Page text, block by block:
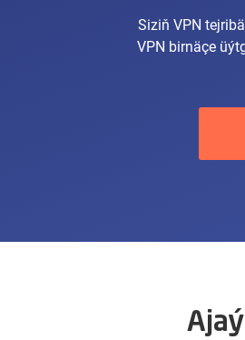
Siziň VPN
VPN birnäçe